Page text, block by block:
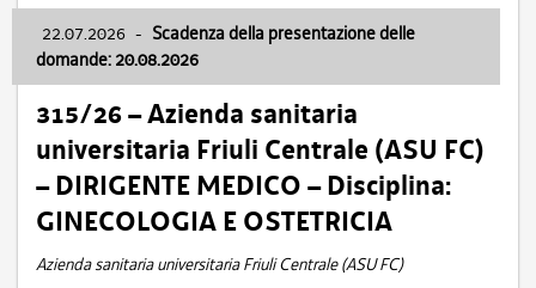
22.07.2026 - Scadenza della presentazione delle
domande: 20.08.2026
315/26 – Azienda sanitaria
universitaria Friuli Centrale (ASU FC)
– DIRIGENTE MEDICO – Disciplina:
GINECOLOGIA E OSTETRICIA
Azienda sanitaria universitaria Friuli Centrale (ASU FC)